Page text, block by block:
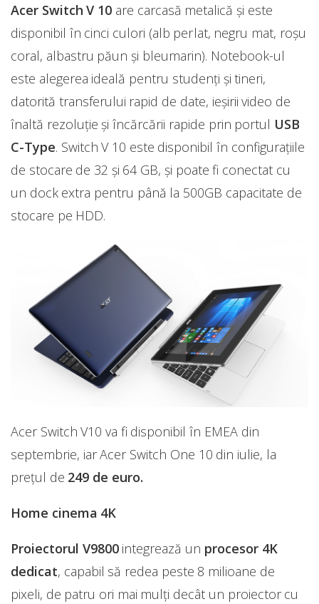
Acer Switch V 10 are carcasă metalică și este
disponibil în cinci culori (alb perlat, negru mat, roșu
coral, albastru păun și bleumarin). Notebook-ul
este alegerea ideală pentru studenți și tineri,
datorită transferului rapid de date, ieșirii video de
înaltă rezoluție și încărcării rapide prin portul USB
C-Type. Switch V 10 este disponibil în configurațiile
de stocare de 32 și 64 GB, și poate fi conectat cu
un dock extra pentru până la 500GB capacitate de
stocare pe HDD.
Acer Switch V10 va fi disponibil în EMEA din
septembrie, iar Acer Switch One 10 din iulie, la
prețul de 249 de euro.
Home cinema 4K
Proiectorul V9800integrează un procesor 4K
dedicat, capabil să redea peste 8 milioane de
pixeli, de patru ori mai mulți decât un proiector cu